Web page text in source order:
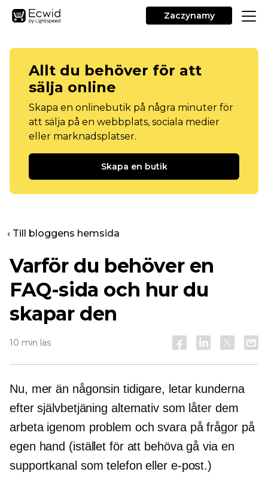
Zaczynamy
Allt du behöver för att
sälja online
Skapa en onlinebutik på några minuter för
att sälja på en webbplats, sociala medier
eller marknadsplatser.
Skapa en butik
‹ Till bloggens hemsida
Varför du behöver en
FAQ-sida och hur du
skapar den
10 min läs
Nu, mer än någonsin tidigare, letar kunderna
eftersjälvbetjäning alternativ som låter dem
arbeta igenom problem och svara på frågor på
egen hand (istället för att behöva gå via en
supportkanal som telefon eller e-post.)